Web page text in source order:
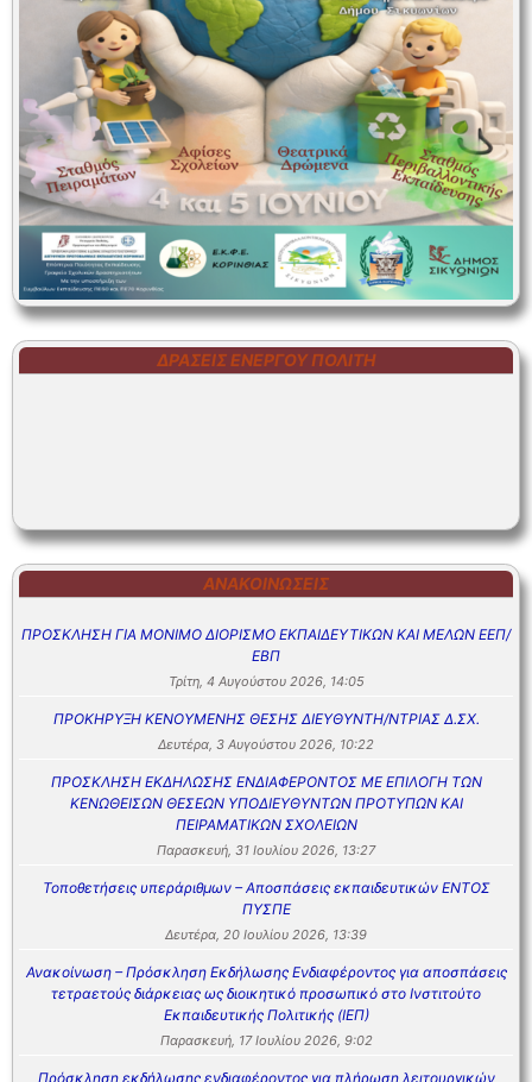
ΔΡΆΣΕΙΣ ΕΝΕΡΓΟΎ ΠΟΛΊΤΗ
ΑΝΑΚΟΙΝΏΣΕΙΣ
ΠΡΟΣΚΛΗΣΗ ΓΙΑ ΜΟΝΙΜΟ ΔΙΟΡΙΣΜΟ ΕΚΠΑΙΔΕΥΤΙΚΩΝ ΚΑΙ ΜΕΛΩΝ ΕΕΠ/
ΕΒΠ
Τρίτη, 4 Αυγούστου 2026, 14:05
ΠΡΟΚΗΡΥΞΗ ΚΕΝΟΥΜΕΝΗΣ ΘΕΣΗΣ ΔΙΕΥΘΥΝΤΗ/ΝΤΡΙΑΣ Δ.ΣΧ.
Δευτέρα, 3 Αυγούστου 2026, 10:22
ΠΡΟΣΚΛΗΣΗ ΕΚΔΗΛΩΣΗΣ ΕΝΔΙΑΦΕΡΟΝΤΟΣ ΜΕ ΕΠΙΛΟΓΗ ΤΩΝ
ΚΕΝΩΘΕΙΣΩΝ ΘΕΣΕΩΝ ΥΠΟΔΙΕΥΘΥΝΤΩΝ ΠΡΟΤΥΠΩΝ ΚΑΙ
ΠΕΙΡΑΜΑΤΙΚΩΝ ΣΧΟΛΕΙΩΝ
Παρασκευή, 31 Ιουλίου 2026, 13:27
Τοποθετήσεις υπεράριθμων – Αποσπάσεις εκπαιδευτικών ΕΝΤΟΣ
ΠΥΣΠΕ
Δευτέρα, 20 Ιουλίου 2026, 13:39
Ανακοίνωση – Πρόσκληση Εκδήλωσης Ενδιαφέροντος για αποσπάσεις
τετραετούς διάρκειας ως διοικητικό προσωπικό στο Ινστιτούτο
Εκπαιδευτικής Πολιτικής (ΙΕΠ)
Παρασκευή, 17 Ιουλίου 2026, 9:02
Πρόσκληση εκδήλωσης ενδιαφέροντος για πλήρωση λειτουργικών